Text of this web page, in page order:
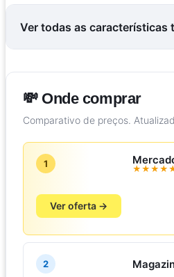
Ver todas as características
💸 Onde comprar
Comparativo de preços.
1 ★★★★★
Ver oferta →
2